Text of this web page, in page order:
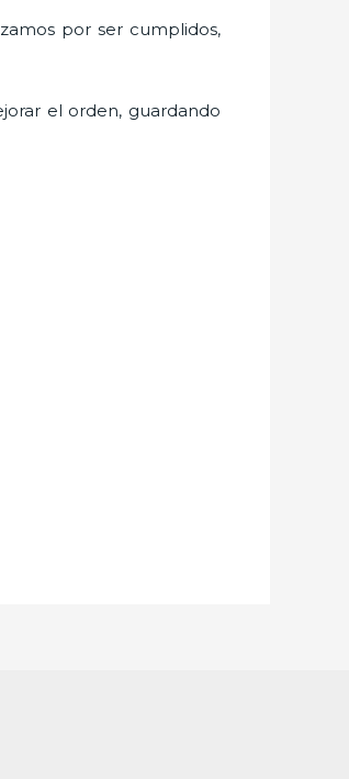
por ser cumplidos,
el orden, guardando